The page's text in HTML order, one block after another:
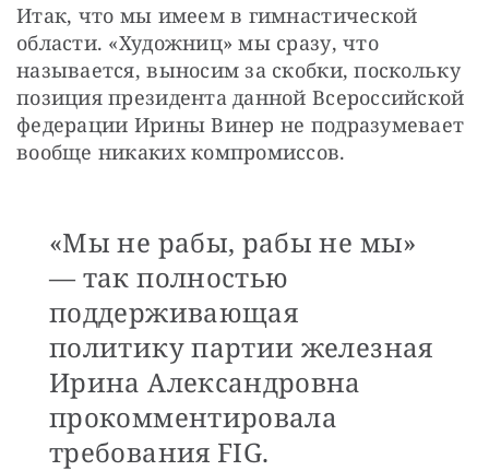
Итак, что мы имеем в гимнастической
области. «Художниц» мы сразу, что
называется, выносим за скобки, поскольку
позиция президента данной Всероссийской
федерации Ирины Винер не подразумевает
вообще никаких компромиссов.
«Мы не рабы, рабы не мы»
— так полностью
поддерживающая
политику партии железная
Ирина Александровна
прокомментировала
требования FIG.